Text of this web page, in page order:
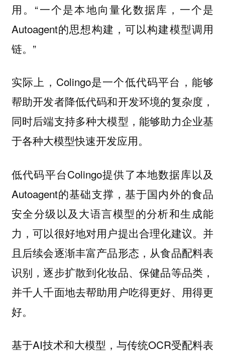
用。“一个是本地向量化数据库，一个是
Autoagent的思想构建，可以构建模型调用
链。”
实际上，Colingo是一个低代码平台，能够
帮助开发者降低代码和开发环境的复杂度，
同时后端支持多种大模型，能够助力企业基
于各种大模型快速开发应用。
低代码平台Colingo提供了本地数据库以及
Autoagent的基础支撑，基于国内外的食品
安全分级以及大语言模型的分析和生成能
力，可以很好地对用户提出合理化建议。并
且后续会逐渐丰富产品形态，从食品配料表
识别，逐步扩散到化妆品、保健品等品类，
并千人千面地去帮助用户吃得更好、用得更
好。
基于AI技术和大模型，与传统OCR受配料表